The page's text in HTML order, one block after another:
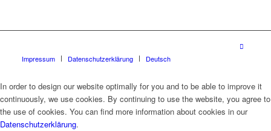
Impressum Datenschutzerklärung Deutsch
In order to design our website optimally for you and to be able to improve it
continuously, we use cookies. By continuing to use the website, you agree to
the use of cookies. You can find more information about cookies in our
Datenschutzerklärung.